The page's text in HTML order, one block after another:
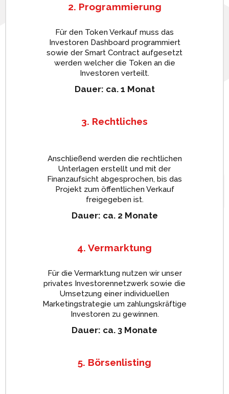
2. Programmierung
Für den Token Verkauf muss das
Investoren Dashboard programmiert
sowie der Smart Contract aufgesetzt
werden welcher die Token an die
Investoren verteilt.
Dauer: ca. 1 Monat
3. Rechtliches
Anschließend werden die rechtlichen
Unterlagen erstellt und mit der
Finanzaufsicht abgesprochen, bis das
Projekt zum öffentlichen Verkauf
freigegeben ist.
Dauer: ca. 2 Monate
4. Vermarktung
Für die Vermarktung nutzen wir unser
privates Investorennetzwerk sowie die
Umsetzung einer individuellen
Marketingstrategie um zahlungskräftige
Investoren zu gewinnen.
Dauer: ca. 3 Monate
5. Börsenlisting